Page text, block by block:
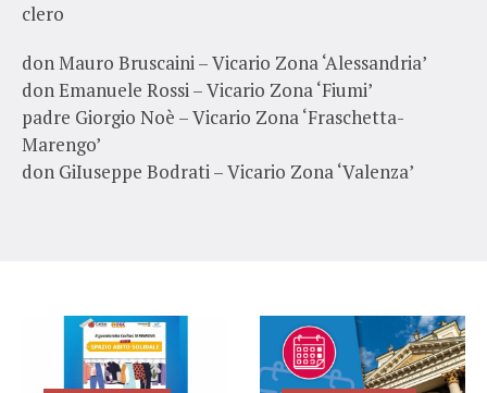
clero
don Mauro Bruscaini – Vicario Zona ‘Alessandria’
don Emanuele Rossi – Vicario Zona ‘Fiumi’
padre Giorgio Noè – Vicario Zona ‘Fraschetta-
Marengo’
don GiIuseppe Bodrati – Vicario Zona ‘Valenza’